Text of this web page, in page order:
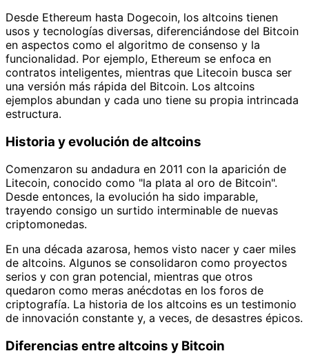
Desde Ethereum hasta Dogecoin, los altcoins tienen
usos y tecnologías diversas, diferenciándose del Bitcoin
en aspectos como el algoritmo de consenso y la
funcionalidad. Por ejemplo, Ethereum se enfoca en
contratos inteligentes, mientras que Litecoin busca ser
una versión más rápida del Bitcoin. Los altcoins
ejemplos abundan y cada uno tiene su propia intrincada
estructura.
Historia y evolución de altcoins
Comenzaron su andadura en 2011 con la aparición de
Litecoin, conocido como "la plata al oro de Bitcoin".
Desde entonces, la evolución ha sido imparable,
trayendo consigo un surtido interminable de nuevas
criptomonedas.
En una década azarosa, hemos visto nacer y caer miles
de altcoins. Algunos se consolidaron como proyectos
serios y con gran potencial, mientras que otros
quedaron como meras anécdotas en los foros de
criptografía. La historia de los altcoins es un testimonio
de innovación constante y, a veces, de desastres épicos.
Diferencias entre altcoins y Bitcoin